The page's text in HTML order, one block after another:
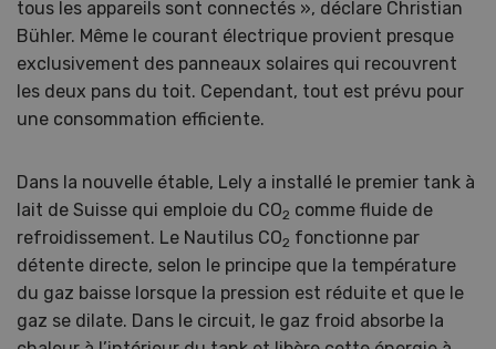
tous les appareils sont connectés », déclare Christian
Bühler. Même le courant électrique provient presque
exclusivement des panneaux solaires qui recouvrent
les deux pans du toit. Cependant, tout est prévu pour
une consommation efficiente.
Dans la nouvelle étable, Lely a installé le premier tank à
lait de Suisse qui emploie du CO2 comme fluide de
refroidissement. Le Nautilus CO2 fonctionne par
détente directe, selon le principe que la température
du gaz baisse lorsque la pression est réduite et que le
gaz se dilate. Dans le circuit, le gaz froid absorbe la